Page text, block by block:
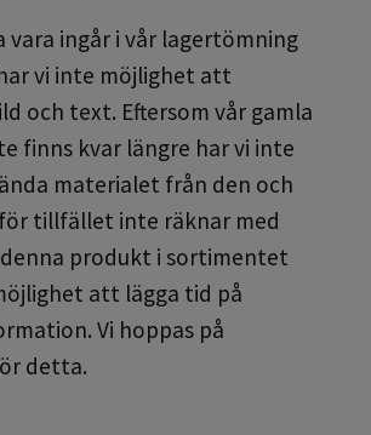
vara ingår i vår lagertömning
vi inte möjlighet att
och text. Eftersom vår gamla
finns kvar längre har vi inte
materialet från den och
tillfället inte räknar med
produkt i sortimentet
att lägga tid på
Vi hoppas på
detta.